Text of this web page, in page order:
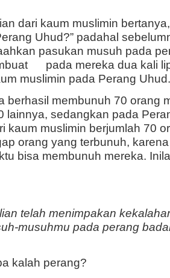
dari kaum muslimin bertanya,
Uhud?” padahal
pasukan musuh pada
pada mereka dua kali
muslimin pada Perang Uhud.
berhasil membunuh 70 orang
lainnya, sedangkan pada
kaum muslimin berjumlah 70
orang yang terbunuh,
bisa membunuh mereka.
telah menimpakan
musuhmu pada perang
perang?